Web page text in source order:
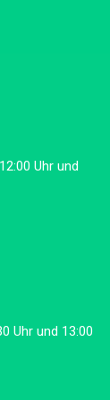
Uhr und
Uhr und 13:00